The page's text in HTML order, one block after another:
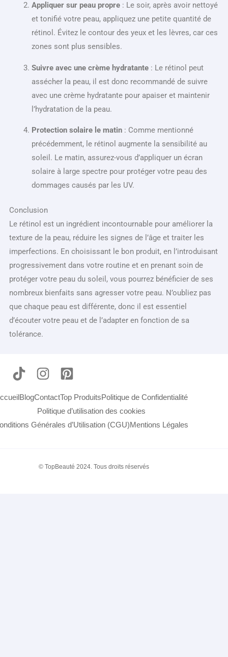
Appliquer sur peau propre: Le soir, après avoir nettoyé
et tonifié votre peau, appliquez une petite quantité de
rétinol. Évitez le contour des yeux et les lèvres, car ces
zones sont plus sensibles.
Suivre avec une crème hydratante: Le rétinol peut
assécher la peau, il est donc recommandé de suivre
avec une crème hydratante pour apaiser et maintenir
l’hydratation de la peau.
Protection solaire le matin: Comme mentionné
précédemment, le rétinol augmente la sensibilité au
soleil. Le matin, assurez-vous d’appliquer un écran
solaire à large spectre pour protéger votre peau des
dommages causés par les UV.
Conclusion
Le rétinol est un ingrédient incontournable pour améliorer la
texture de la peau, réduire les signes de l’âge et traiter les
imperfections. En choisissant le bon produit, en l’introduisant
progressivement dans votre routine et en prenant soin de
protéger votre peau du soleil, vous pourrez bénéficier de ses
nombreux bienfaits sans agresser votre peau. N’oubliez pas
que chaque peau est différente, donc il est essentiel
d’écouter votre peau et de l’adapter en fonction de sa
tolérance.
BlogContactTop ProduitsPolitique de Confidentialité
Politique d’utilisation des cookies
Générales d’Utilisation (CGU)Mentions Légales
© TopBeauté 2024. Tous droits réservés